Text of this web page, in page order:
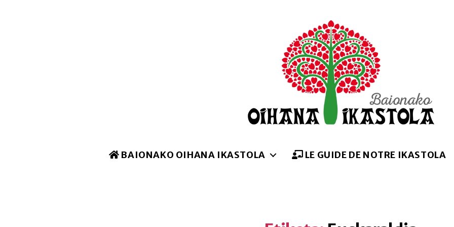
BAIONAKO OIHANA IKASTOLA LE GUIDE DE NOTRE IKASTOLA